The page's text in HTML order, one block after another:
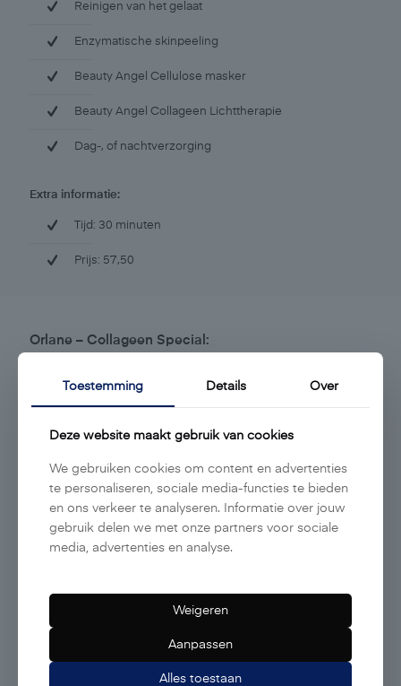
Reinigen van het gelaat
Enzymatische skinpeeling
Beauty Angel Cellulose masker
Beauty Angel Collageen Lichttherapie
Dag-, of nachtverzorging
Extra informatie:
Tijd: 30 minuten
Prijs: 57,50
Orlane – Collageen Special:
Kenmerken behandeling:
Dieptereiniging
Epileren
Massage
Dag-, of nachtverzorging
Toestemming Details Over
Deze website maakt gebruik van cookies
We gebruiken cookies om content en advertenties
te personaliseren, sociale media-functies te bieden
en ons verkeer te analyseren. Informatie over jouw
gebruik delen we met onze partners voor sociale
media, advertenties en analyse.
Weigeren
Aanpassen
Alles toestaan